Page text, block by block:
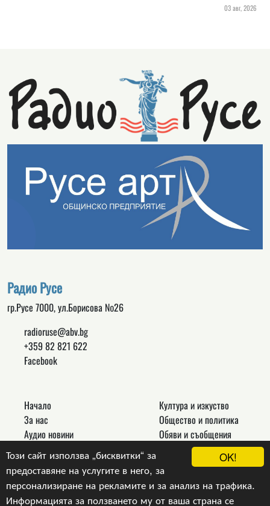
OK!
Този сайт използва „бисквитки“ за
предоставяне на услугите в него, за
персонализиране на рекламите и за анализ на трафика.
Информацията за ползването му от ваша страна се
03 авг, 2026
Радио Русе
гр.Русе 7000, ул.Борисова №26
radioruse@abv.bg
+359 82 821 622
Facebook
Начало
За нас
Аудио новини
Връзки
Контакти
Култура и изкуство
Общество и политика
Обяви и съобщения
Новини
Други